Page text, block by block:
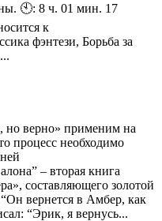
🕙: 8 ч. 01 мин. 17
к
фэнтези, Борьба за
но верно» применим на
процесс необходимо
– вторая книга
составляющего золотой
вернется в Амбер, как
“Эрик, я вернусь...